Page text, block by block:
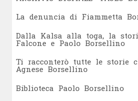
La denuncia di Fiammetta
Dalla Kalsa alla toga, la
Falcone e Paolo Borsellino
Ti racconterò tutte le storie
Agnese Borsellino
Biblioteca Paolo Borsellino